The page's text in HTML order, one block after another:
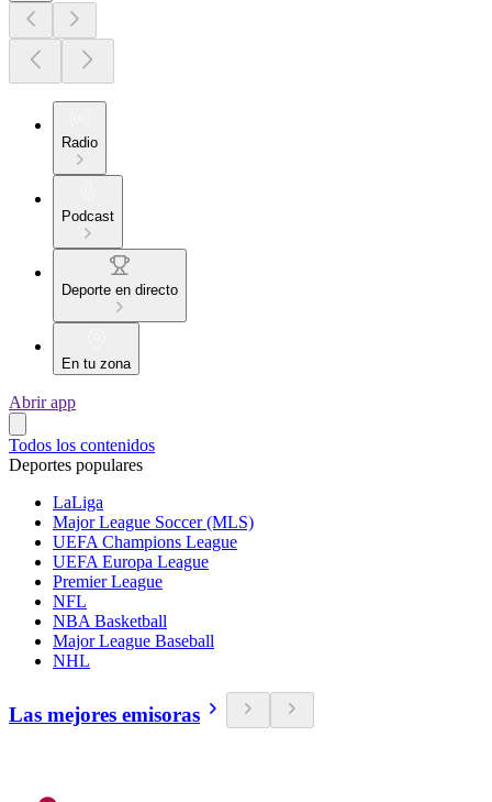
Radio
Podcast
Deporte en directo
En tu zona
Abrir app
Todos los contenidos
Deportes populares
LaLiga
Major League Soccer (MLS)
UEFA Champions League
UEFA Europa League
Premier League
NFL
NBA Basketball
Major League Baseball
NHL
Las mejores emisoras